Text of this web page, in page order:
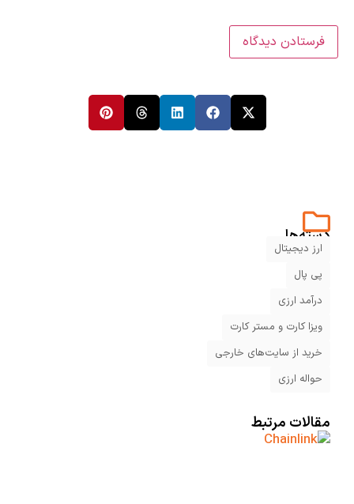
دسته‌ها
ارز دیجیتال
پی پال
درآمد ارزی
ویزا کارت و مستر کارت
خرید از سایت‌های خارجی
حواله ارزی
مقالات مرتبط